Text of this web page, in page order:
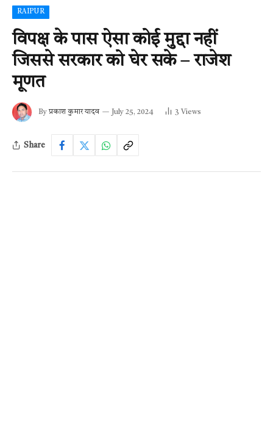
RAIPUR
विपक्ष के पास ऐसा कोई मुद्दा नहीं
जिससे सरकार को घेर सके – राजेश
मूणत
By प्रकाश कुमार यादव July 25, 2024 3 Views
Share